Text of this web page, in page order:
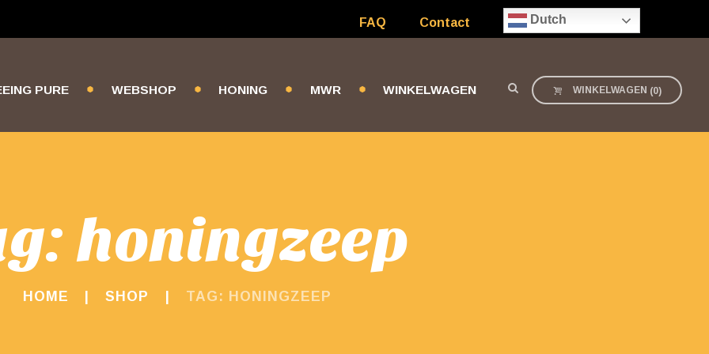
FAQ Contact Dutch
PURE WEBSHOP HONING MWR WINKELWAGEN WINKELWAGEN (0)
honingzeep
HOME SHOP TAG: HONINGZEEP